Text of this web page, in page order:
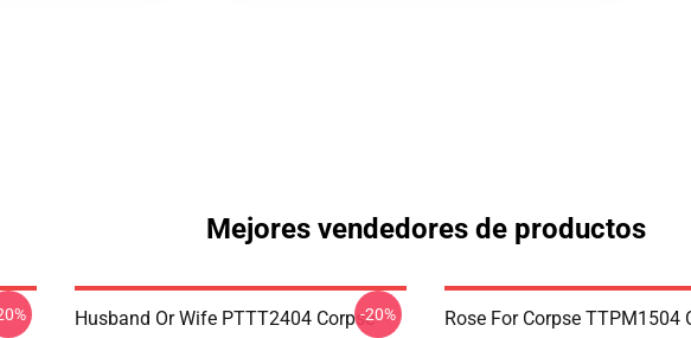
Mejores vendedores de productos
Husband Or Wife PTTT2404 Corpse-20%
Rose For Corpse TTPM1504